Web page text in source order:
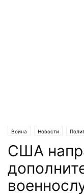
Война Новости
США